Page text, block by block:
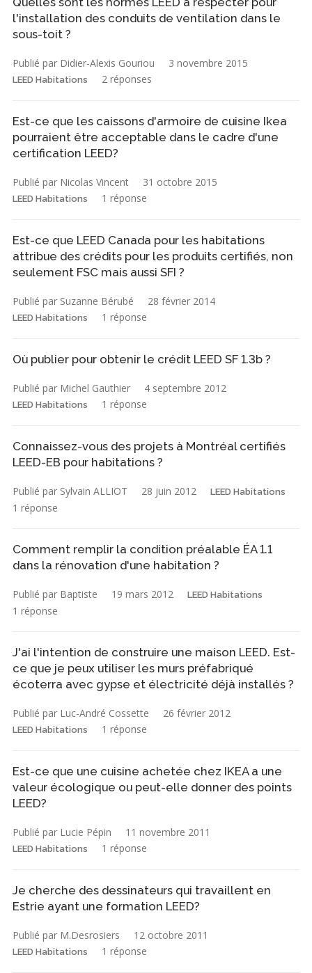
l'installation des conduits de ventilation dans le
sous-toit ?
Publié par Didier-Alexis Gouriou 3 novembre 2015
LEED Habitations 2 réponses
Est-ce que les caissons d'armoire de cuisine Ikea
pourraient être acceptable dans le cadre d'une
certification LEED?
Publié par Nicolas Vincent 31 octobre 2015
LEED Habitations 1 réponse
Est-ce que LEED Canada pour les habitations
attribue des crédits pour les produits certifiés, non
seulement FSC mais aussi SFI ?
Publié par Suzanne Bérubé 28 février 2014
LEED Habitations 1 réponse
Où publier pour obtenir le crédit LEED SF 1.3b ?
Publié par Michel Gauthier 4 septembre 2012
LEED Habitations 1 réponse
Connaissez-vous des projets à Montréal certifiés
LEED-EB pour habitations ?
Publié par Sylvain ALLIOT 28 juin 2012 LEED Habitations
1 réponse
Comment remplir la condition préalable ÉA 1.1
dans la rénovation d'une habitation ?
Publié par Baptiste 19 mars 2012 LEED Habitations
1 réponse
J'ai l'intention de construire une maison LEED. Est-
ce que je peux utiliser les murs préfabriqué
écoterra avec gypse et électricité déjà installés ?
Publié par Luc-André Cossette 26 février 2012
LEED Habitations 1 réponse
Est-ce que une cuisine achetée chez IKEA a une
valeur écologique ou peut-elle donner des points
LEED?
Publié par Lucie Pépin 11 novembre 2011
LEED Habitations 1 réponse
Je cherche des dessinateurs qui travaillent en
Estrie ayant une formation LEED?
Publié par M.Desrosiers 12 octobre 2011
LEED Habitations 1 réponse